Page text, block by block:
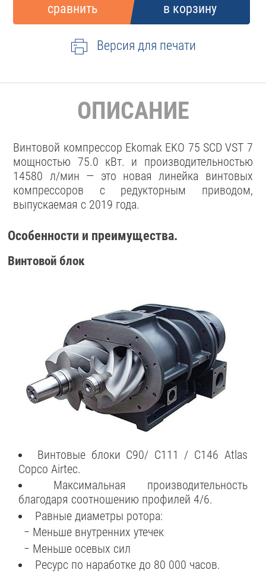
Версия для печати
ОПИСАНИЕ
Винтовой компрессор Ekomak EKO 75 SCD VST 7
мощностью 75.0 кВт. и производительностью
14580 л/мин — это новая линейка винтовых
компрессоров с редукторным приводом,
выпускаемая с 2019 года.
Особенности и преимущества.
Винтовой блок
Винтовые блоки C90/ C111 / C146 Atlas
Copco Airtec.
Максимальная производительность
благодаря соотношению профилей 4/6.
Равные диаметры ротора:
− Меньше внутренних утечек
− Меньше осевых сил
Ресурс по наработке до 80 000 часов.